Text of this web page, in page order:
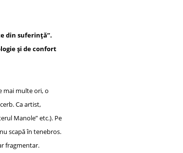
din suferință”.
și de confort
mai multe ori, o
Ca artist,
Manole” etc.). Pe
scapă în tenebros.
fragmentar.